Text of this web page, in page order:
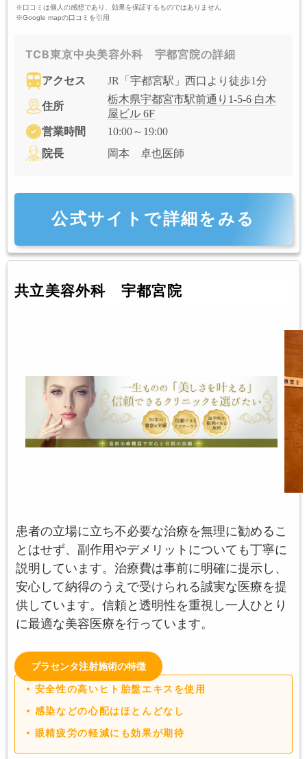
※口コミは個人の感想であり、効果を保証するものではありません
※Google mapの口コミを引用
TCB東京中央美容外科 宇都宮院の詳細
アクセス JR「宇都宮駅」西口より徒歩1分
住所
栃木県宇都宮市駅前通り1-5-6 白木
屋ビル 6F
営業時間
10:00～19:00
院長
岡本 卓也医師
公式サイトで詳細をみる
共立美容外科 宇都宮院
患者の立場に立ち不必要な治療を無理に勧めるこ
とはせず、副作用やデメリットについても丁寧に
説明しています。治療費は事前に明確に提示し、
安心して納得のうえで受けられる誠実な医療を提
供しています。信頼と透明性を重視し一人ひとり
に最適な美容医療を行っています。
プラセンタ注射施術の特徴
安全性の高いヒト胎盤エキスを使用
感染などの心配はほとんどなし
眼精疲労の軽減にも効果が期待